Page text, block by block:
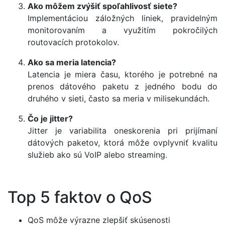
Ako môžem zvýšiť spoľahlivosť siete?
Implementáciou záložných liniek, pravidelným
monitorovaním a využitím pokročilých
routovacích protokolov.
Ako sa meria latencia?
Latencia je miera času, ktorého je potrebné na
prenos dátového paketu z jedného bodu do
druhého v sieti, často sa meria v milisekundách.
Čo je jitter?
Jitter je variabilita oneskorenia pri prijímaní
dátových paketov, ktorá môže ovplyvniť kvalitu
služieb ako sú VoIP alebo streaming.
Top 5 faktov o QoS
QoS môže výrazne zlepšiť skúsenosti